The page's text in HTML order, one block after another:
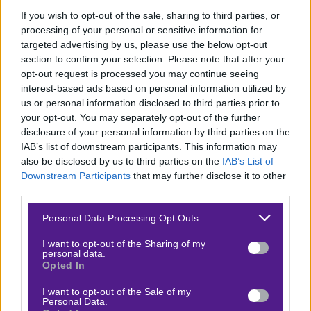
If you wish to opt-out of the sale, sharing to third parties, or
processing of your personal or sensitive information for
targeted advertising by us, please use the below opt-out
section to confirm your selection. Please note that after your
opt-out request is processed you may continue seeing
interest-based ads based on personal information utilized by
us or personal information disclosed to third parties prior to
your opt-out. You may separately opt-out of the further
disclosure of your personal information by third parties on the
IAB’s list of downstream participants. This information may
also be disclosed by us to third parties on the IAB’s List of
Downstream Participants that may further disclose it to other
Please note that this website/app uses one or more Google
not limited to your visit or usage behaviour. You may click to
grant or deny consent to Google and its third-party tags to
use your data for below specified purposes in below Google
consent section.
Personal Data Processing Opt Outs
I want to opt-out of the Sharing of my
personal data.
Opted In
I want to opt-out of the Sale of my
Personal Data.
λόγω χρεών. Παράλληλα, η ομάδα έχει να
διαχειριστεί την απουσία βασικών παικτών όπως ο
Γιουνγκ και ο Ακά, ενώ ο Μπουράκ είναι εκτός
λόγω εμπλοκής σε σκάνδαλο στοιχηματισμού. Η
Καϊσέρισπορ πρέπει να βελτιώσει την αμυντική
της σταθερότητα για να ανακάμψει στη
βαθμολογία, καθώς παραμένει εντός της
επικίνδυνης ζώνης.
ΓΚΑΖΙΑΝΤΕΠ
Ρεπορτάζ
Η Γκαζιαντέπ, από την άλλη πλευρά, έχει δείξει
σημάδια βελτίωσης υπό την καθοδήγηση του